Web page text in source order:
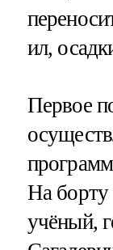
ил,
Первое
На
учёный,